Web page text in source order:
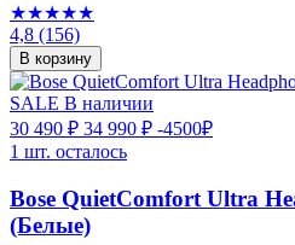
★★★★★
4,8 (156)
В корзину
SALE В наличии
30 490 ₽ 34 990 ₽ -4500₽
1 шт. осталось
Bose QuietComfort Ultra
(Белые)